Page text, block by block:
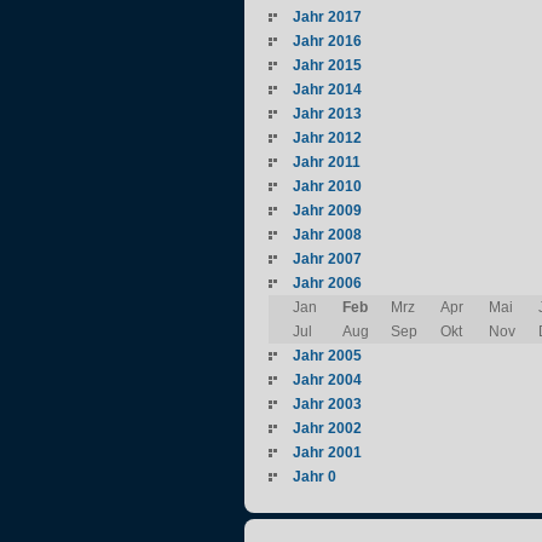
Jahr 2017
Jahr 2016
Jahr 2015
Jahr 2014
Jahr 2013
Jahr 2012
Jahr 2011
Jahr 2010
Jahr 2009
Jahr 2008
Jahr 2007
Jahr 2006
Jan
Feb Mrz Apr Mai
Jul
Aug Sep Okt Nov
Jahr 2005
Jahr 2004
Jahr 2003
Jahr 2002
Jahr 2001
Jahr 0